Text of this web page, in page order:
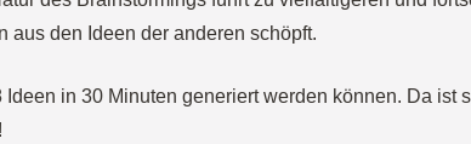
aus den Ideen der anderen schöpft.
in 30 Minuten generiert werden können. Da ist